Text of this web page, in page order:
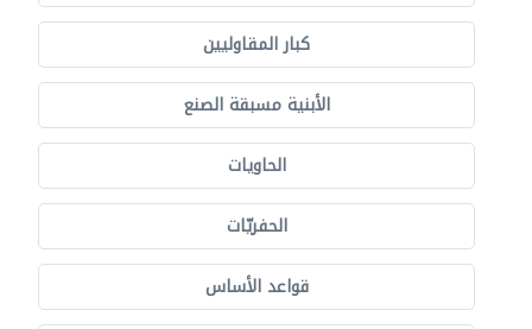
كبار المقاوليين
الأبنية مسبقة الصنع
الحاويات
الحفريّات
قواعد الأساس